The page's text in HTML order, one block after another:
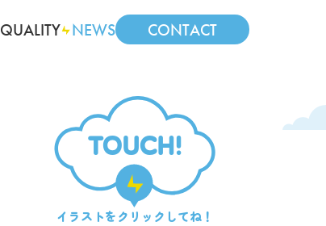
QUALITY NEWS CONTACT
TOUCH!
イラストをクリックしてね！